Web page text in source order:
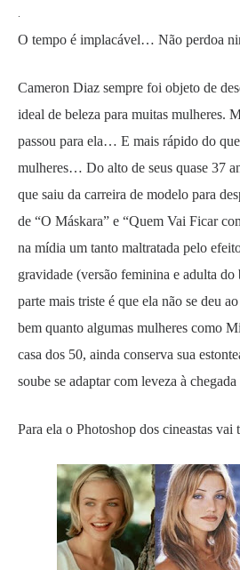
.
O tempo é implacável… Não perdoa
Cameron Diaz sempre foi objeto de
ideal de beleza para muitas mulheres.
passou para ela… E mais rápido do
mulheres… Do alto de seus quase 37
que saiu da carreira de modelo para
de “O Máskara” e “Quem Vai Ficar
na mídia um tanto maltratada pelo
gravidade (versão feminina e adulta do
parte mais triste é que ela não se deu
bem quanto algumas mulheres como
casa dos 50, ainda conserva sua
soube se adaptar com leveza à chegada
Para ela o Photoshop dos cineastas